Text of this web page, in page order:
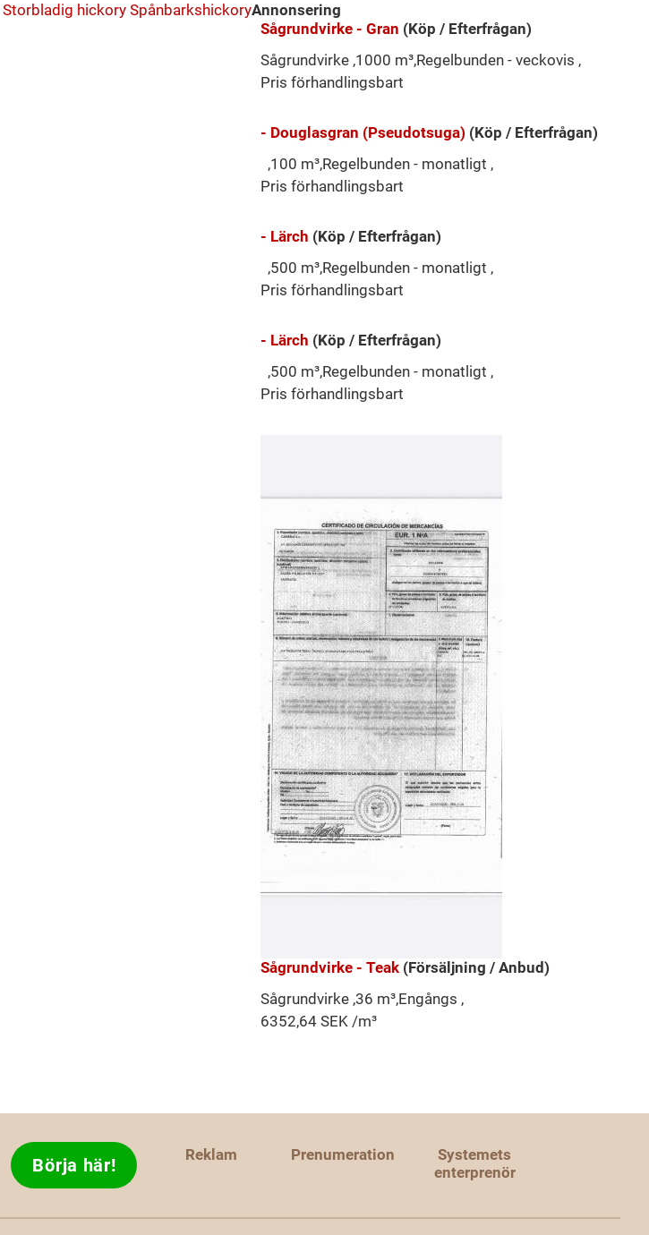
Storbladig hickory SpånbarkshickoryAnnonsering
Sågrundvirke - Gran (Köp / Efterfrågan)
Sågrundvirke ,1000 m³,Regelbunden - veckovis ,
Pris förhandlingsbart
- Douglasgran (Pseudotsuga) (Köp / Efterfrågan)
,100 m³,Regelbunden - monatligt ,
Pris förhandlingsbart
- Lärch (Köp / Efterfrågan)
,500 m³,Regelbunden - monatligt ,
Pris förhandlingsbart
- Lärch (Köp / Efterfrågan)
,500 m³,Regelbunden - monatligt ,
Pris förhandlingsbart
Sågrundvirke - Teak (Försäljning / Anbud)
Sågrundvirke ,36 m³,Engångs ,
6352,64 SEK /m³
Börja här! Reklam Prenumeration
Systemets
enterprenör